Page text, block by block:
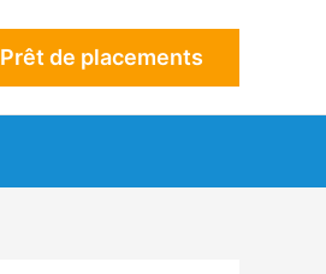
Prêt de placements